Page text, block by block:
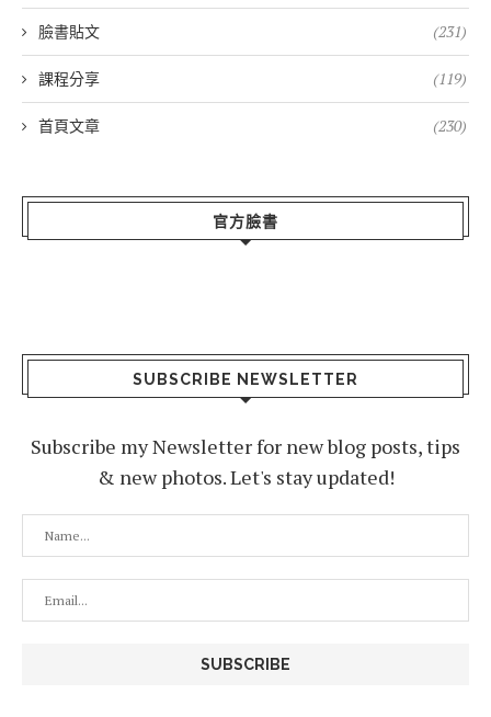
臉書貼文 (231)
課程分享 (119)
首頁文章 (230)
官方臉書
SUBSCRIBE NEWSLETTER
Subscribe my Newsletter for new blog posts, tips
& new photos. Let's stay updated!